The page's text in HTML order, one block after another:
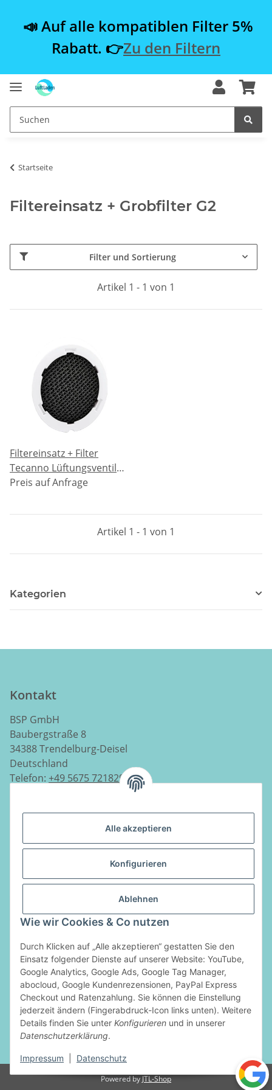
📣 Auf alle kompatiblen Filter 5%
Rabatt. 👉Zu den Filtern
Alle akzeptieren
Konfigurieren
Ablehnen
Wie wir Cookies & Co nutzen
Durch Klicken auf „Alle akzeptieren“ gestatten Sie den
Einsatz folgender Dienste auf unserer Website: YouTube,
Google Analytics, Google Ads, Google Tag Manager,
abocloud, Google Kundenrezensionen, PayPal Express
Checkout und Ratenzahlung. Sie können die Einstellung
jederzeit ändern (Fingerabdruck-Icon links unten). Weitere
Details finden Sie unter Konfigurieren und in unserer
Datenschutzerklärung.
Impressum Datenschutz
Startseite
Filtereinsatz + Grobfilter G2
Filter und Sortierung
Artikel 1 - 1 von 1
Filtereinsatz + Filter
Tecanno Lüftungsventile
- 2x G2
Preis auf Anfrage
Artikel 1 - 1 von 1
Kategorien
Kontakt
BSP GmbH
Baubergstraße 8
34388 Trendelburg-Deisel
Deutschland
Telefon: +49 5675 7218290
Informationen
Gesetzliche Informationen
Zahlungsarten
Powered byJTL-Shop